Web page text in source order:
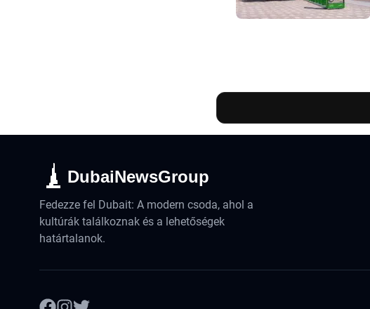
DubaiNewsGroup
Fedezze fel Dubait: A modern csoda, ahol a
kultúrák találkoznak és a lehetőségek
határtalanok.